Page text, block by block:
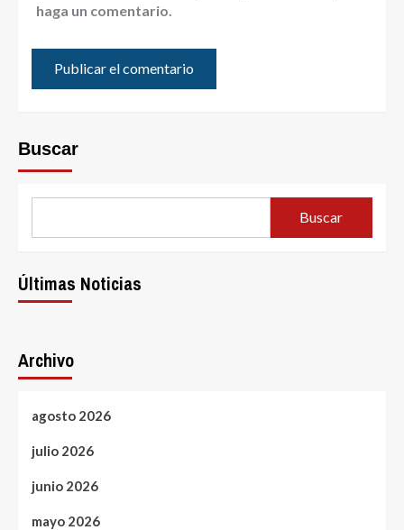
haga un comentario.
Buscar
Buscar
Últimas Noticias
Archivo
agosto 2026
julio 2026
junio 2026
mayo 2026